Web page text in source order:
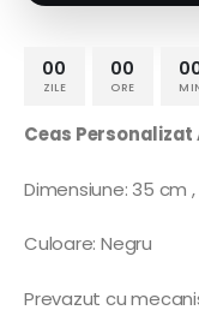
00
ZILE
00
ORE
Ceas Personalizat
Dimensiune: 35 cm
Culoare: Negru
Prevazut cu